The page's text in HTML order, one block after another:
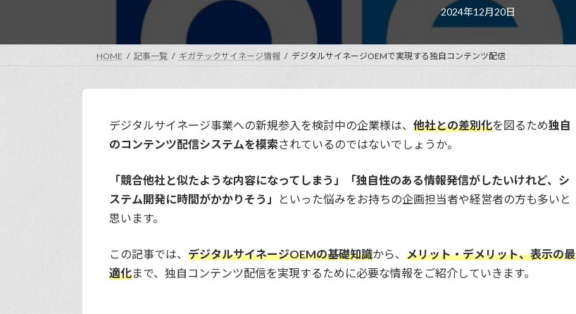
最
更
日
時
2024年12月20日
HOME 記事一覧 ギガテックサイネージ情報 デジタルサイネージOEMで実現する独自コンテンツ配信
デジタルサイネージ事業への新規参入を検討中の企業様は、他社との差別化を図るため独自
のコンテンツ配信システムを模索されているのではないでしょうか。
「競合他社と似たような内容になってしまう」「独自性のある情報発信がしたいけれど、シ
ステム開発に時間がかかりそう」
といった悩みをお持ちの企画担当者や経営者の方も多いと
思います。
この記事では、デジタルサイネージOEMの基礎知識から、メリット・デメリット、表示の最
適化まで、独自コンテンツ配信を実現するために必要な情報をご紹介していきます。